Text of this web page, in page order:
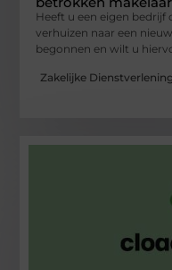
Heeft u een eigen bedrijf
verhuizen naar een
begonnen en wilt u
Zakelijke Dienstverlening